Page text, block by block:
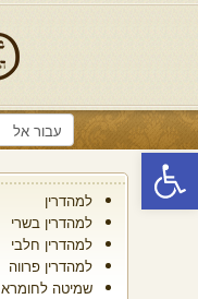
פתח סרגל נגישות
למהדרין
למהדרין בשרי
למהדרין חלבי
למהדרין פרווה
שמיטה לחומרא